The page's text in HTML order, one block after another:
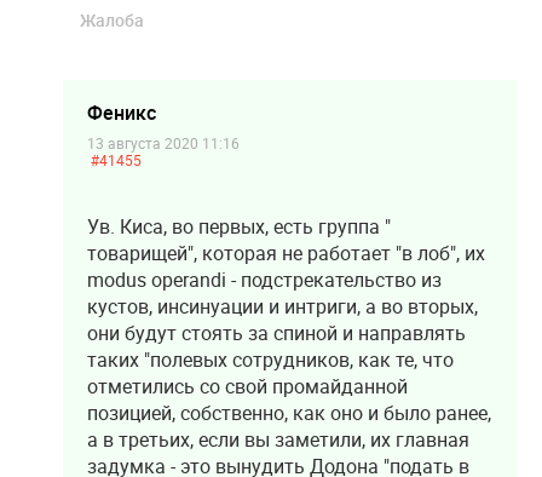
Жалоба
Феникс
13 августа 2020 11:16
#41455
Ув. Киса, во первых, есть группа "
товарищей", которая не работает "в лоб", их
modus operandi - подстрекательство из
кустов, инсинуации и интриги, а во вторых,
они будут стоять за спиной и направлять
таких "полевых сотрудников, как те, что
отметились со свой промайданной
позицией, собственно, как оно и было ранее,
а в третьих, если вы заметили, их главная
задумка - это вынудить Додона "подать в